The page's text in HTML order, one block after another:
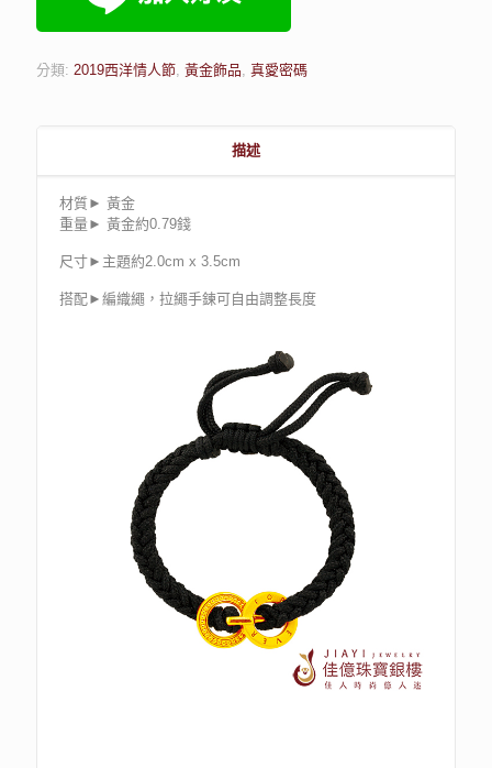
分類: 2019西洋情人節, 黃金飾品, 真愛密碼
描述
材質► 黃金
重量► 黃金約0.79錢
尺寸►主題約2.0cm x 3.5cm
搭配►編織繩，拉繩手鍊可自由調整長度